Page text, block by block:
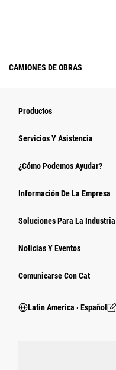
CAMIONES DE OBRAS
Productos
Servicios Y Asistencia
¿Cómo Podemos Ayudar?
Información De La Empresa
Soluciones Para La Industria
Noticias Y Eventos
Comunicarse Con Cat
Latin America ‧ Español